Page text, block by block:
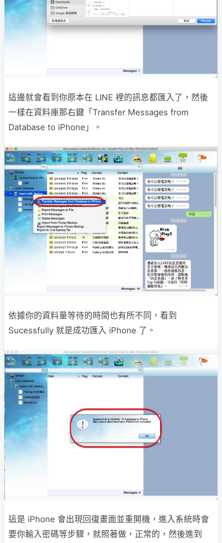
這邊就會看到你原本在 LINE 裡的訊息都匯入了，然後
一樣在資料庫那右鍵「Transfer Messages from
Database to iPhone」。
依據你的資料量等待的時間也有所不同，看到
Sucessfully 就是成功匯入 iPhone 了。
這是 iPhone 會出現回復畫面並重開機，進入系統時會
要你輸入密碼等步驟，就照著做，正常的，然後進到